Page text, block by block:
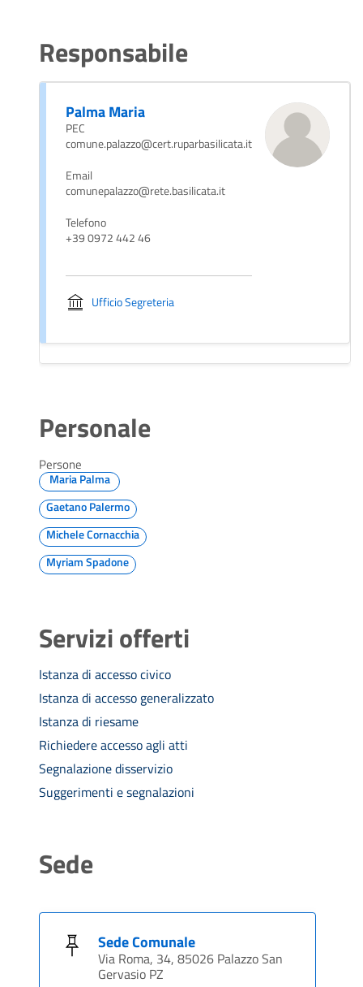
Responsabile
Palma Maria
PEC
comune.palazzo@cert.ruparbasilicata.it
Email
comunepalazzo@rete.basilicata.it
Telefono
+39 0972 442 46
Ufficio Segreteria
Personale
Persone
Maria Palma
Gaetano Palermo
Michele Cornacchia
Myriam Spadone
Servizi offerti
Istanza di accesso civico
Istanza di accesso generalizzato
Istanza di riesame
Richiedere accesso agli atti
Segnalazione disservizio
Suggerimenti e segnalazioni
Sede
Sede Comunale
Via Roma, 34, 85026 Palazzo San
Gervasio PZ